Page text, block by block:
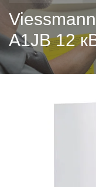
A1JB 12